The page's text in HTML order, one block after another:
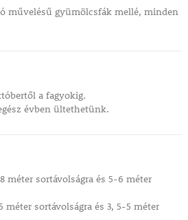
művelésű gyümölcsfák mellé, minden
a fagyokig.
évben ültethetünk.
méter sortávolságra és 5-6 méter
méter sortávolságra és 3, 5-5 méter